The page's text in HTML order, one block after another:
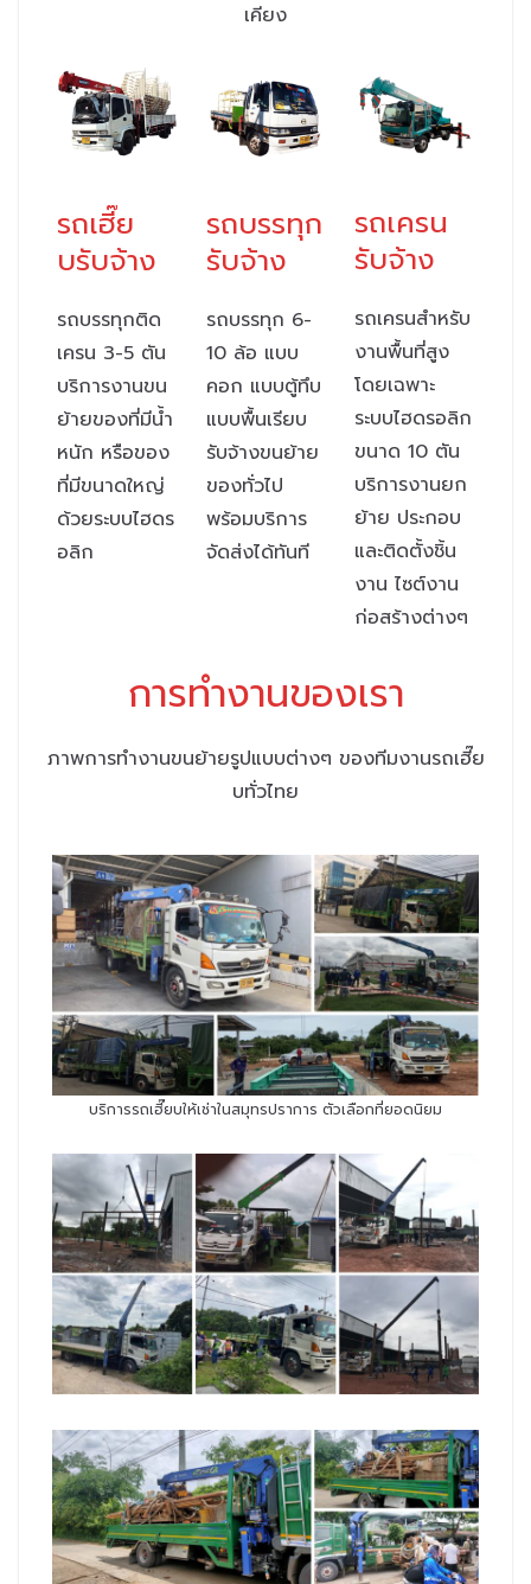
เคียง
รถเฮี๊ย
บรับจ้าง
รถบรรทุกติด
เครน 3-5 ตัน
บริการงานขน
ย้ายของที่มีน้ำ
หนัก หรือของ
ที่มีขนาดใหญ่
ด้วยระบบไฮดร
อลิก
รถบรรทุก
รับจ้าง
รถบรรทุก 6-
10 ล้อ แบบ
คอก แบบตู้ทึบ
แบบพื้นเรียบ
รับจ้างขนย้าย
ของทั่วไป
พร้อมบริการ
จัดส่งได้ทันที
รถเครน
รับจ้าง
รถเครนสำหรับ
งานพื้นที่สูง
โดยเฉพาะ
ระบบไฮดรอลิก
ขนาด 10 ตัน
บริการงานยก
ย้าย ประกอบ
และติดตั้งชิ้น
งาน ไซต์งาน
ก่อสร้างต่างๆ
การทำงานของเรา
ภาพการทำงานขนย้ายรูปแบบต่างๆ ของทีมงานรถเฮี๊ย
บทั่วไทย
บริการรถเฮี๊ยบให้เช่าในสมุทรปราการ ตัวเลือกที่ยอดนิยม